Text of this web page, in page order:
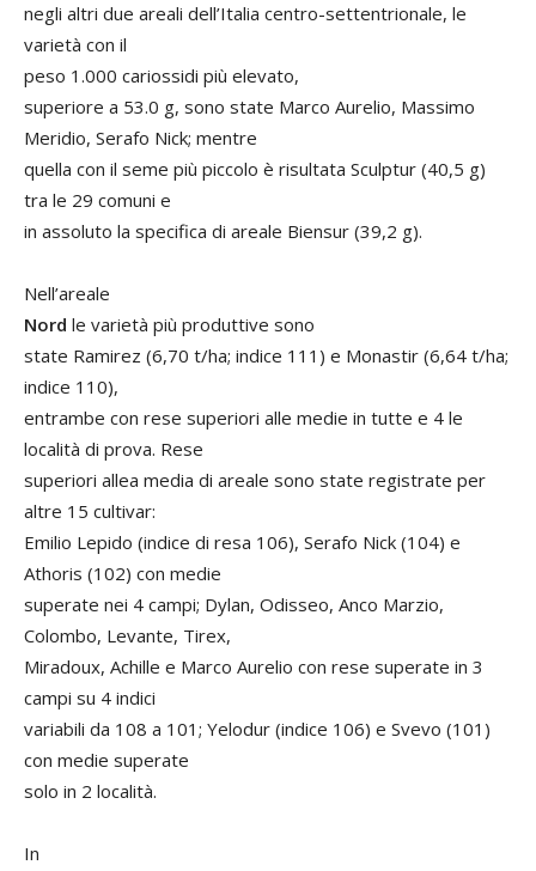
negli altri due areali dell’Italia centro-settentrionale, le
varietà con il
peso 1.000 cariossidi più elevato,
superiore a 53.0 g, sono state Marco Aurelio, Massimo
Meridio, Serafo Nick; mentre
quella con il seme più piccolo è risultata Sculptur (40,5 g)
tra le 29 comuni e
in assoluto la specifica di areale Biensur (39,2 g).
Nell’areale
Nord le varietà più produttive sono
state Ramirez (6,70 t/ha; indice 111) e Monastir (6,64 t/ha;
indice 110),
entrambe con rese superiori alle medie in tutte e 4 le
località di prova. Rese
superiori allea media di areale sono state registrate per
altre 15 cultivar:
Emilio Lepido (indice di resa 106), Serafo Nick (104) e
Athoris (102) con medie
superate nei 4 campi; Dylan, Odisseo, Anco Marzio,
Colombo, Levante, Tirex,
Miradoux, Achille e Marco Aurelio con rese superate in 3
campi su 4 indici
variabili da 108 a 101; Yelodur (indice 106) e Svevo (101)
con medie superate
solo in 2 località.
In